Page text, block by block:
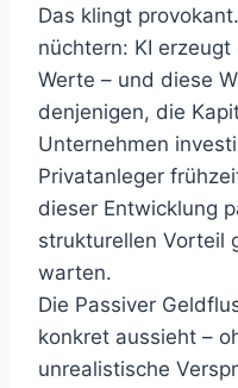
Das klingt
nüchtern: KI
Werte – und diese
denjenigen, die
Unternehmen
Privatanleger
dieser Entwicklung
strukturellen Vorteil
warten.
Die Passiver
konkret aussieht –
unrealistische